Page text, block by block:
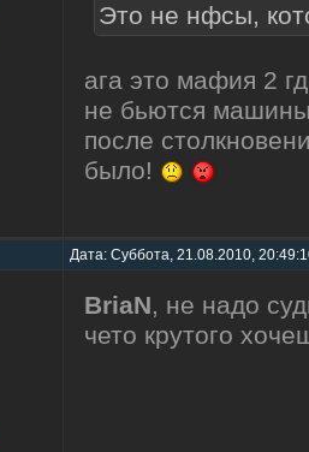
Это не нфсы,
ага это мафия 2
не бьются
после
было!
Дата: Суббота, 21.08.2010,
BriaN, не надо
чето крутого